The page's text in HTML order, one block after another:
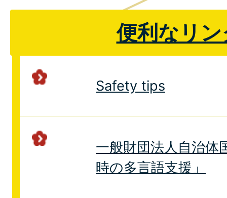
便利なリ
Safety tips
一般財団法人自治体
時の多言語支援」